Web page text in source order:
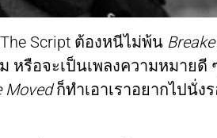
Script ต้องหนีไม่พ้น
หรือจะเป็นเพลงความหมายดี
Movedก็ทำเอาเราอยากไปนั่